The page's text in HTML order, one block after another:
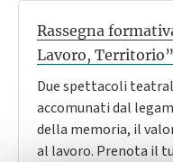
Rassegna
Lavoro, Territorio”
Due spettacoli
accomunati dal
della memoria, il
al lavoro. Prenota il